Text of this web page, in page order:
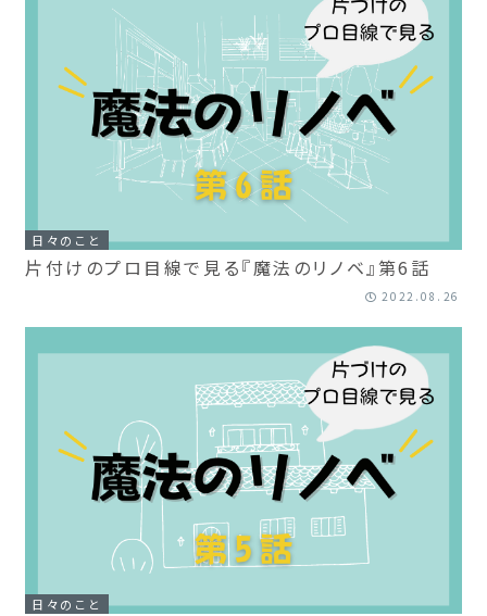
日々のこと
片付けのプロ目線で見る『魔法のリノベ』第6話
2022.08.26
日々のこと